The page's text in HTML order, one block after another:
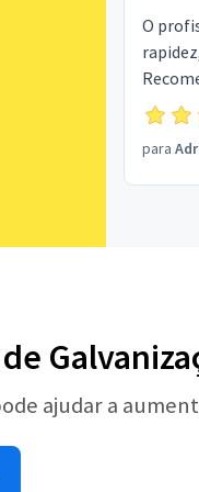
O
para
ajudar a